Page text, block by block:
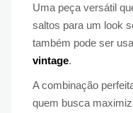
Uma peça versátil
saltos para um look
também pode ser
vintage.
A combinação
quem busca